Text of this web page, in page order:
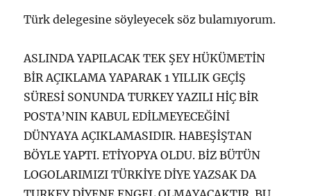
Türk delegesine söyleyecek söz bulamıyorum.
ASLINDA YAPILACAK TEK ŞEY HÜKÜMETİN
BİR AÇIKLAMA YAPARAK 1 YILLIK GEÇİŞ
SÜRESİ SONUNDA TURKEY YAZILI HİÇ BİR
POSTA’NIN KABUL EDİLMEYECEĞİNİ
DÜNYAYA AÇIKLAMASIDIR. HABEŞİŞTAN
BÖYLE YAPTI. ETİYOPYA OLDU. BİZ BÜTÜN
LOGOLARIMIZI TÜRKİYE DİYE YAZSAK DA